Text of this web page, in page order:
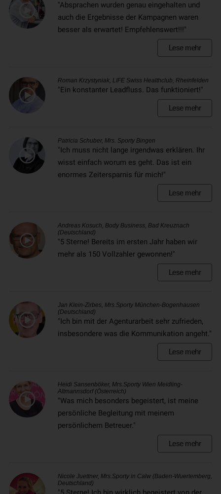
"Absprachen wurden genau eingehalten und
auch die Ergebnisse der Kampagnen waren
besser als erwartet! Empfehlenswert!!!"
Lese mehr
Roman Krzystyniak, LIFE Swiss Healthclub, Rheinfelden
"Ein konstanter Leadfluss. Das funktioniert!"
Lese mehr
Patricia Schuber, Mrs. Sporty Bingen
"Ich muss nicht lange irgendwas erklären. Ihr
wisst einfach worum es geht. Das ist ein
enormes Zeitersparnis für mich!"
Lese mehr
Andreas Kosuch, Body Business, Bad Kreuznach
(Deutschland)
"5 Sterne! Bereits im ersten Jahr haben wir
mehr als 150 Vollzahler gewonnen!"
Lese mehr
Jan Klein-Zirbes, Mrs.Sporty München-Bogenhausen
(Deutschland)
"Ich bin mit der Agenturarbeit sehr zufrieden,
insbesondere was die Kommunikation angeht."
Lese mehr
Heidi Sansenböker, Mrs.Sporty Wien Meidling-
Altmannsdorf (Österreich)
"Was mich besonders begeistert, ist meine
persönliche Begleitung mit meinem
persönlichem Betreuer."
Lese mehr
Nicole Juettner, Mrs.Sporty in Calw (Baden-Wuertemberg,
Deutschland)